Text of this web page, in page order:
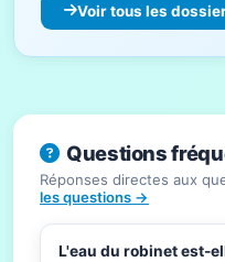
Voir tous les
Questions
Réponses directes aux
les questions →
L'eau du robinet est-